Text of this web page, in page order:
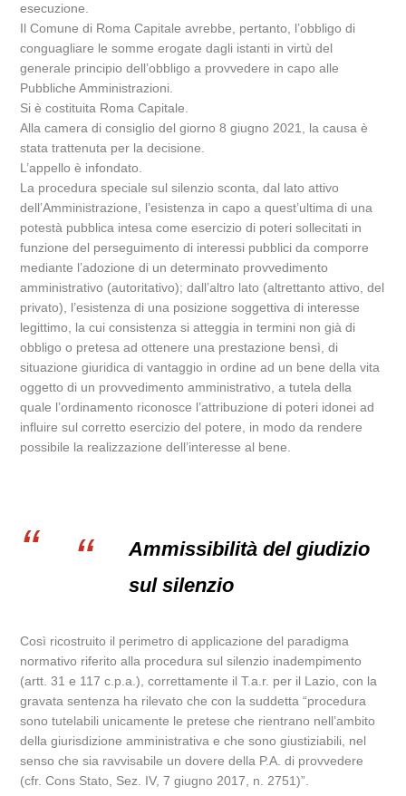
esecuzione.
Il Comune di Roma Capitale avrebbe, pertanto, l’obbligo di
conguagliare le somme erogate dagli istanti in virtù del
generale principio dell’obbligo a provvedere in capo alle
Pubbliche Amministrazioni.
Si è costituita Roma Capitale.
Alla camera di consiglio del giorno 8 giugno 2021, la causa è
stata trattenuta per la decisione.
L’appello è infondato.
La procedura speciale sul silenzio sconta, dal lato attivo
dell’Amministrazione, l’esistenza in capo a quest’ultima di una
potestà pubblica intesa come esercizio di poteri sollecitati in
funzione del perseguimento di interessi pubblici da comporre
mediante l’adozione di un determinato provvedimento
amministrativo (autoritativo); dall’altro lato (altrettanto attivo, del
privato), l’esistenza di una posizione soggettiva di interesse
legittimo, la cui consistenza si atteggia in termini non già di
obbligo o pretesa ad ottenere una prestazione bensì, di
situazione giuridica di vantaggio in ordine ad un bene della vita
oggetto di un provvedimento amministrativo, a tutela della
quale l’ordinamento riconosce l’attribuzione di poteri idonei ad
influire sul corretto esercizio del potere, in modo da rendere
possibile la realizzazione dell’interesse al bene.
Ammissibilità del giudizio
sul silenzio
Così ricostruito il perimetro di applicazione del paradigma
normativo riferito alla procedura sul silenzio inadempimento
(artt. 31 e 117 c.p.a.), correttamente il T.a.r. per il Lazio, con la
gravata sentenza ha rilevato che con la suddetta “procedura
sono tutelabili unicamente le pretese che rientrano nell’ambito
della giurisdizione amministrativa e che sono giustiziabili, nel
senso che sia ravvisabile un dovere della P.A. di provvedere
(cfr. Cons Stato, Sez. IV, 7 giugno 2017, n. 2751)”.